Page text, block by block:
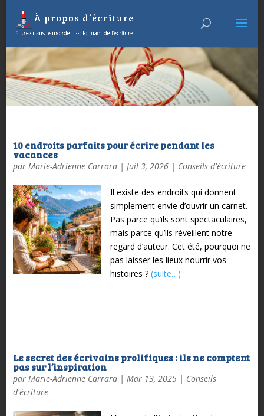
10 endroits parfaits pour écrire pendant les
vacances
par Marie-Adrienne Carrara| Juil 3, 2026| Conseils d'écriture
Il existe des endroits qui donnent
simplement envie d’ouvrir un carnet.
Pas parce qu’ils sont spectaculaires,
mais parce qu’ils réveillent notre
regard d’auteur. Cet été, pourquoi ne
pas laisser les lieux nourrir vos
histoires ? (suite…)
Le secret des écrivains prolifiques : ils ne comptent
pas sur l’inspiration
par Marie-Adrienne Carrara| Mar 13, 2025| Conseils
d'écriture